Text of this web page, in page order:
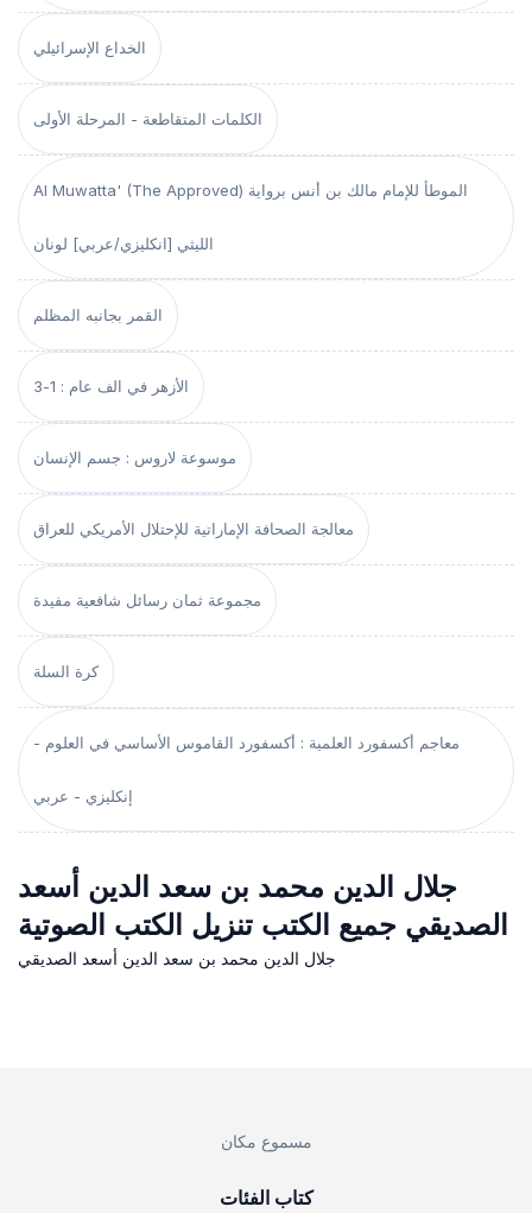
الخداع الإسرائيلي
الكلمات المتقاطعة - المرحلة الأولى
Al Muwatta' (The Approved) الموطأ للإمام مالك بن أنس برواية
الليثي [انكليزي/عربي] لونان
القمر بجانبه المظلم
الأزهر في الف عام : 1-3
موسوعة لاروس : جسم الإنسان
معالجة الصحافة الإماراتية للإحتلال الأمريكي للعراق
مجموعة ثمان رسائل شافعية مفيدة
كرة السلة
معاجم أكسفورد العلمية : أكسفورد القاموس الأساسي في العلوم -
إنكليزي - عربي
جلال الدين محمد بن سعد الدين أسعد
الصديقي جميع الكتب تنزيل الكتب الصوتية
جلال الدين محمد بن سعد الدين أسعد الصديقي
مسموع مكان
كتاب الفئات